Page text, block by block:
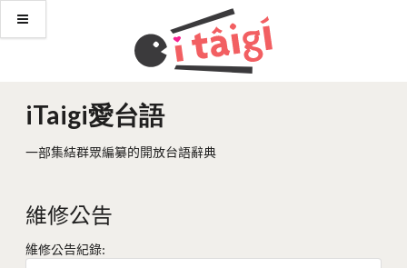
iTaigi愛台語
一部集結群眾編纂的開放台語辭典
維修公告
維修公告紀錄: